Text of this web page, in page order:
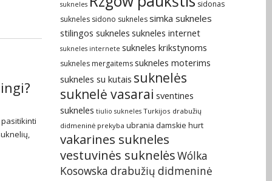
sukneles
sidonas
sukneles sidono sukneles simka sukneles
stilingos sukneles sukneles internet
sukneles internete sukneles krikstynoms
sukneles mergaitems sukneles moterims
sukneles su kutais suknelės
suknelė vasarai sventines
sukneles tiulio sukneles Turkijos drabužių
didmeninė prekyba ubrania damskie hurt
vakarines sukneles
vestuvinės suknelėsWólka
Kosowska drabužių didmeninė